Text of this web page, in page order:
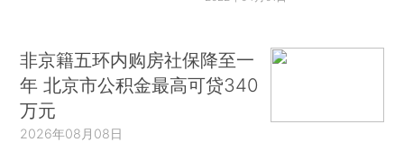
非京籍五环内购房社保降至一
年 北京市公积金最高可贷340
万元
2026年08月08日